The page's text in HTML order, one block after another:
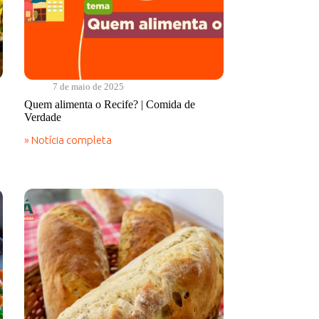
7 de maio de 2025
Quem alimenta o Recife? | Comida de
Verdade
» Notícia completa
Quem
|
Comida
de
Verdade